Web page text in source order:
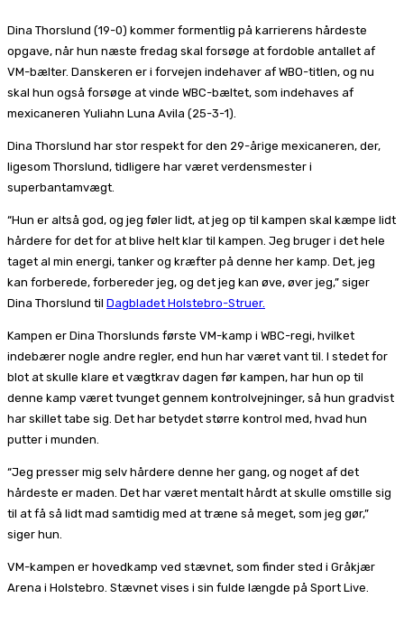
Dina Thorslund (19-0) kommer formentlig på karrierens hårdeste
opgave, når hun næste fredag skal forsøge at fordoble antallet af
VM-bælter. Danskeren er i forvejen indehaver af WBO-titlen, og nu
skal hun også forsøge at vinde WBC-bæltet, som indehaves af
mexicaneren Yuliahn Luna Avila (25-3-1).
Dina Thorslund har stor respekt for den 29-årige mexicaneren, der,
ligesom Thorslund, tidligere har været verdensmester i
superbantamvægt.
“Hun er altså god, og jeg føler lidt, at jeg op til kampen skal kæmpe lidt
hårdere for det for at blive helt klar til kampen. Jeg bruger i det hele
taget al min energi, tanker og kræfter på denne her kamp. Det, jeg
kan forberede, forbereder jeg, og det jeg kan øve, øver jeg,” siger
Dina Thorslund til Dagbladet Holstebro-Struer.
Kampen er Dina Thorslunds første VM-kamp i WBC-regi, hvilket
indebærer nogle andre regler, end hun har været vant til. I stedet for
blot at skulle klare et vægtkrav dagen før kampen, har hun op til
denne kamp været tvunget gennem kontrolvejninger, så hun gradvist
har skillet tabe sig. Det har betydet større kontrol med, hvad hun
putter i munden.
“Jeg presser mig selv hårdere denne her gang, og noget af det
hårdeste er maden. Det har været mentalt hårdt at skulle omstille sig
til at få så lidt mad samtidig med at træne så meget, som jeg gør,”
siger hun.
VM-kampen er hovedkamp ved stævnet, som finder sted i Gråkjær
Arena i Holstebro. Stævnet vises i sin fulde længde på Sport Live.